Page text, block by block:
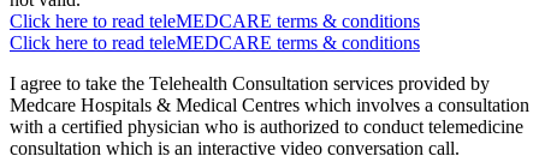
Click here to read teleMEDCARE terms & conditions
Click here to read teleMEDCARE terms & conditions
I agree to take the Telehealth Consultation services provided by
Medcare Hospitals & Medical Centres which involves a consultation
with a certified physician who is authorized to conduct telemedicine
consultation which is an interactive video conversation call.